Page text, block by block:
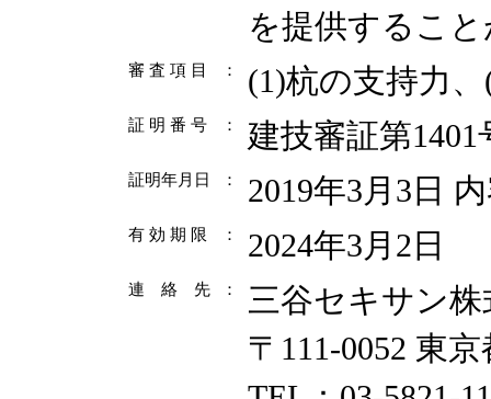
を提供するこ
審 査 項 目 ： (1)杭の支持力
証 明 番 号 ： 建技審証第1401
証明年月日 ： 2019年3月3日
有 効 期 限 ： 2024年3月2日
連 絡 先 ：
三谷セキサン
〒111-0052 東